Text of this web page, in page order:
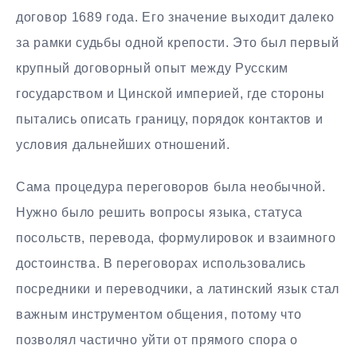
договор 1689 года. Его значение выходит далеко
за рамки судьбы одной крепости. Это был первый
крупный договорный опыт между Русским
государством и Цинской империей, где стороны
пытались описать границу, порядок контактов и
условия дальнейших отношений.
Сама процедура переговоров была необычной.
Нужно было решить вопросы языка, статуса
посольств, перевода, формулировок и взаимного
достоинства. В переговорах использовались
посредники и переводчики, а латинский язык стал
важным инструментом общения, потому что
позволял частично уйти от прямого спора о